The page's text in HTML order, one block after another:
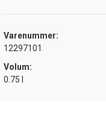
Varenummer:
12297101
Volum:
0.75 l